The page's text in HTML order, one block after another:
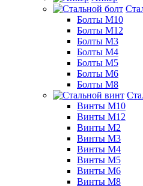
Болты М10
Болты М12
Болты М3
Болты М4
Болты М5
Болты М6
Болты М8
Винты М10
Винты М12
Винты М2
Винты М3
Винты М4
Винты М5
Винты М6
Винты М8